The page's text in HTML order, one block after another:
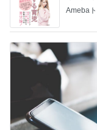
母のスマホが壊れたか